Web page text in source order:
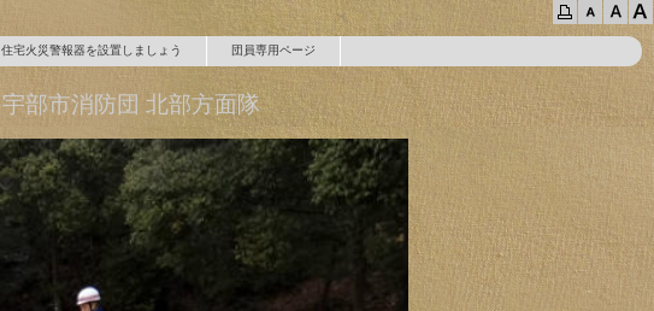
住宅火災警報器を設置しましょう 団員専用ページ
宇部市消防団 北部方面隊